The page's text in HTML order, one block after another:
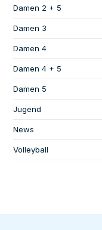
Damen 2 + 5
Damen 3
Damen 4
Damen 4 + 5
Damen 5
Jugend
News
Volleyball